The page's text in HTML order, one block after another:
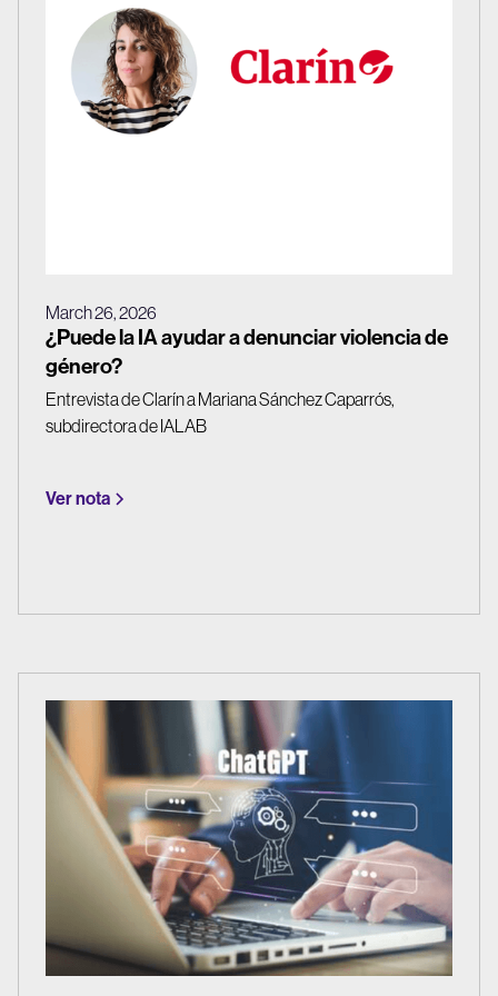
March 26, 2026
¿Puede la IA ayudar a denunciar violencia de
género?
Entrevista de Clarín a Mariana Sánchez Caparrós,
subdirectora de IALAB
Ver nota